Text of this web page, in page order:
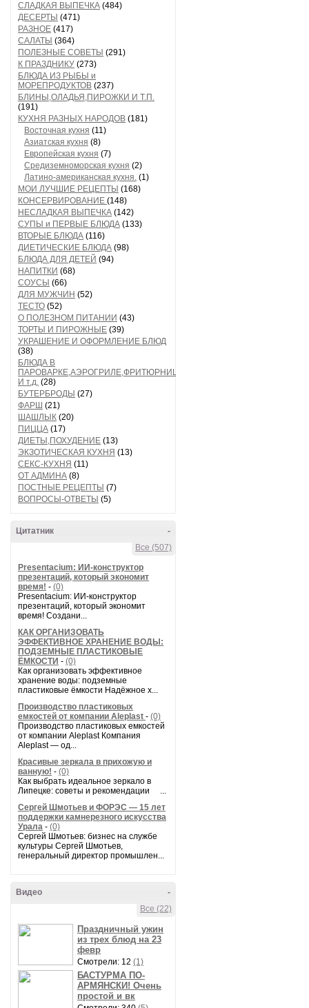
СЛАДКАЯ ВЫПЕЧКА (484)
ДЕСЕРТЫ (471)
РАЗНОЕ (417)
САЛАТЫ (364)
ПОЛЕЗНЫЕ СОВЕТЫ (291)
К ПРАЗДНИКУ (273)
БЛЮДА ИЗ РЫБЫ и
МОРЕПРОДУКТОВ (237)
БЛИНЫ,ОЛАДЬЯ,ПИРОЖКИ И Т.П.
(191)
КУХНЯ РАЗНЫХ НАРОДОВ (181)
Восточная кухня (11)
Азиатская кухня (8)
Европейская кухня (7)
Средиземноморская кухня (2)
Латино-американская кухня. (1)
МОИ ЛУЧШИЕ РЕЦЕПТЫ (168)
КОНСЕРВИРОВАНИЕ (148)
НЕСЛАДКАЯ ВЫПЕЧКА (142)
СУПЫ и ПЕРВЫЕ БЛЮДА (133)
ВТОРЫЕ БЛЮДА (116)
ДИЕТИЧЕСКИЕ БЛЮДА (98)
БЛЮДА ДЛЯ ДЕТЕЙ (94)
НАПИТКИ (68)
СОУСЫ (66)
ДЛЯ МУЖЧИН (52)
ТЕСТО (52)
О ПОЛЕЗНОМ ПИТАНИИ (43)
ТОРТЫ И ПИРОЖНЫЕ (39)
УКРАШЕНИЕ И ОФОРМЛЕНИЕ БЛЮД
(38)
БЛЮДА В
ПАРОВАРКЕ,АЭРОГРИЛЕ,ФРИТЮРНИЦЕ
И т.д. (28)
БУТЕРБРОДЫ (27)
ФАРШ (21)
ШАШЛЫК (20)
ПИЦЦА (17)
ДИЕТЫ,ПОХУДЕНИЕ (13)
ЭКЗОТИЧЕСКАЯ КУХНЯ (13)
СЕКС-КУХНЯ (11)
ОТ АДМИНА (8)
ПОСТНЫЕ РЕЦЕПТЫ (7)
ВОПРОСЫ-ОТВЕТЫ (5)
-
Цитатник
Все (507)
Presentacium: ИИ‑конструктор
презентаций, который экономит
время! - (0)
Presentacium: ИИ‑конструктор
презентаций, который экономит
время! Создани...
КАК ОРГАНИЗОВАТЬ
ЭФФЕКТИВНОЕ ХРАНЕНИЕ ВОДЫ:
ПОДЗЕМНЫЕ ПЛАСТИКОВЫЕ
ЁМКОСТИ - (0)
Как организовать эффективное
хранение воды: подземные
пластиковые ёмкости Надёжное х...
Производство пластиковых
емкостей от компании Aleplast - (0)
Производство пластиковых емкостей
от компании Aleplast Компания
Aleplast — од...
Красивые зеркала в прихожую и
ванную! - (0)
Как выбрать идеальное зеркало в
Липецке: советы и рекомендации ...
Сергей Шмотьев и ФОРЭС — 15 лет
поддержки камнерезного искусства
Урала - (0)
Сергей Шмотьев: бизнес на службе
культуры Сергей Шмотьев,
генеральный директор промышлен...
-
Видео
Все (22)
Праздничный ужин
из трех блюд на 23
февр
Смотрели: 12 (1)
БАСТУРМА ПО-
АРМЯНСКИ! Очень
простой и вк